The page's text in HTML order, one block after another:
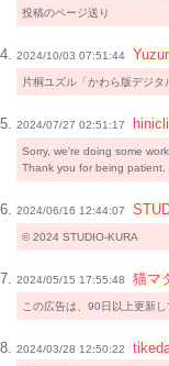
投稿のページ送り
2024/10/03 07:51:44
片桐ユズル「かわら版デジ
2024/07/27 02:51:17
Sorry, we're doing some
Thank you for being patient.
2024/06/16 12:44:07
© 2024 STUDIO-KURA
2024/05/15 17:55:48 猫マ
この広告は、90日以上更新
2024/03/28 12:50:22